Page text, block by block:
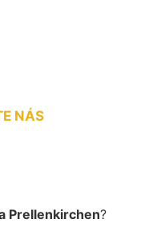
NÁS
Prellenkirchen?